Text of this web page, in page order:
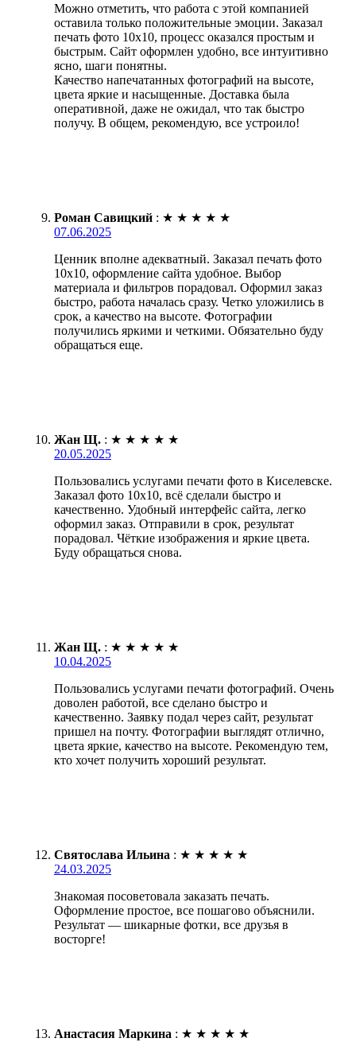
Можно отметить, что работа с этой компанией
оставила только положительные эмоции. Заказал
печать фото 10х10, процесс оказался простым и
быстрым. Сайт оформлен удобно, все интуитивно
ясно, шаги понятны.
Качество напечатанных фотографий на высоте,
цвета яркие и насыщенные. Доставка была
оперативной, даже не ожидал, что так быстро
получу. В общем, рекомендую, все устроило!
Роман Савицкий : ★ ★ ★ ★ ★
07.06.2025
Ценник вполне адекватный. Заказал печать фото
10х10, оформление сайта удобное. Выбор
материала и фильтров порадовал. Оформил заказ
быстро, работа началась сразу. Четко уложились в
срок, а качество на высоте. Фотографии
получились яркими и четкими. Обязательно буду
обращаться еще.
Жан Щ. : ★ ★ ★ ★ ★
20.05.2025
Пользовались услугами печати фото в Киселевске.
Заказал фото 10х10, всё сделали быстро и
качественно. Удобный интерфейс сайта, легко
оформил заказ. Отправили в срок, результат
порадовал. Чёткие изображения и яркие цвета.
Буду обращаться снова.
Жан Щ. : ★ ★ ★ ★ ★
10.04.2025
Пользовались услугами печати фотографий. Очень
доволен работой, все сделано быстро и
качественно. Заявку подал через сайт, результат
пришел на почту. Фотографии выглядят отлично,
цвета яркие, качество на высоте. Рекомендую тем,
кто хочет получить хороший результат.
Святослава Ильина : ★ ★ ★ ★ ★
24.03.2025
Знакомая посоветовала заказать печать.
Оформление простое, все пошагово объяснили.
Результат — шикарные фотки, все друзья в
восторге!
Анастасия Маркина : ★ ★ ★ ★ ★